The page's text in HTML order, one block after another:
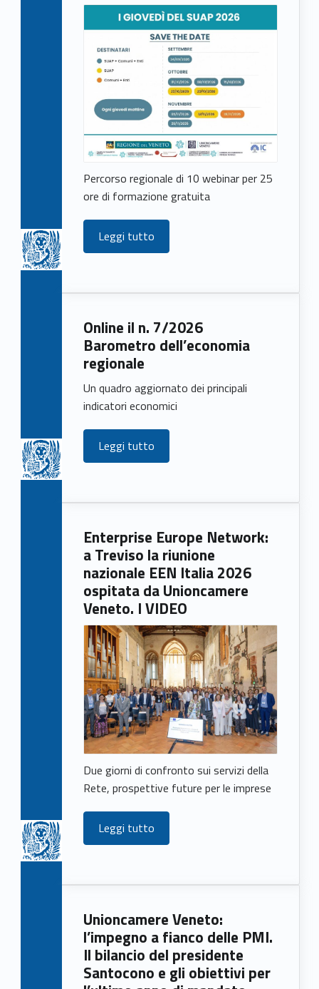
Percorso regionale di 10 webinar per 25
ore di formazione gratuita
Leggi tutto
Online il n. 7/2026
Barometro dell’economia
regionale
Un quadro aggiornato dei principali
indicatori economici
Leggi tutto
Enterprise Europe Network:
a Treviso la riunione
nazionale EEN Italia 2026
ospitata da Unioncamere
Veneto. I VIDEO
Due giorni di confronto sui servizi della
Rete, prospettive future per le imprese
Leggi tutto
Unioncamere Veneto:
l’impegno a fianco delle PMI.
Il bilancio del presidente
Santocono e gli obiettivi per